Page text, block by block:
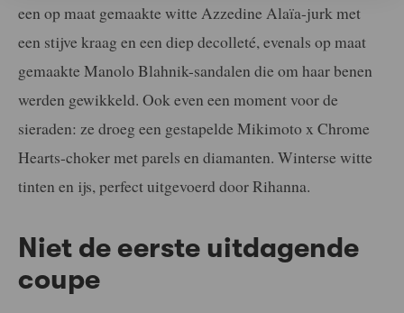
een op maat gemaakte witte Azzedine Alaïa-jurk met
een stijve kraag en een diep decolleté, evenals op maat
gemaakte Manolo Blahnik-sandalen die om haar benen
werden gewikkeld. Ook even een moment voor de
sieraden: ze droeg een gestapelde Mikimoto x Chrome
Hearts-choker met parels en diamanten. Winterse witte
tinten en ijs, perfect uitgevoerd door Rihanna.
Niet de eerste uitdagende
coupe